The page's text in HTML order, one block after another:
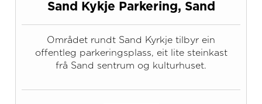
Sand Kykje Parkering, Sand
Området rundt Sand Kyrkje tilbyr ein
offentleg parkeringsplass, eit lite steinkast
frå Sand sentrum og kulturhuset.